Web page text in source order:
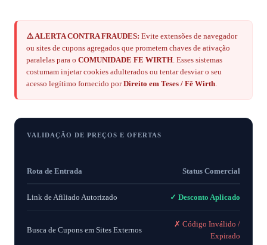
⚠️ ALERTA CONTRA FRAUDES: Evite extensões de navegador
ou sites de cupons agregados que prometem chaves de ativação
paralelas para o COMUNIDADE FE WIRTH. Esses sistemas
costumam injetar cookies adulterados ou tentar desviar o seu
acesso legítimo fornecido porDireito em Teses / Fê Wirth.
VALIDAÇÃO DE PREÇOS E OFERTAS
Rota de Entrada Status Comercial
Link de Afiliado Autorizado ✓ Desconto Aplicado
Busca de Cupons em Sites Externos
✗ Código Inválido /
Expirado